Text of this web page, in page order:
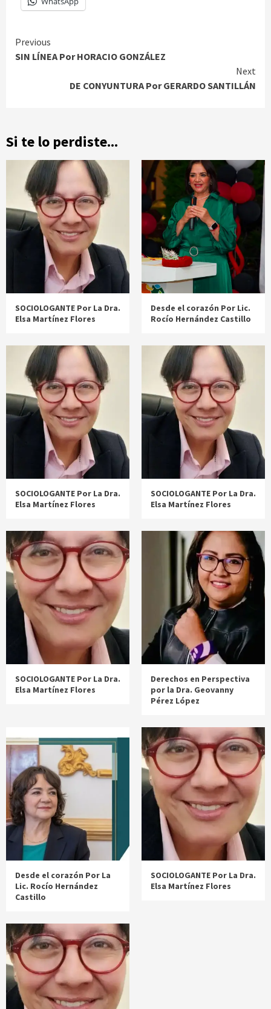
Continue
Previous
SIN LÍNEA Por HORACIO GONZÁLEZ
Next
DE CONYUNTURA Por GERARDO SANTILLÁN
Si te lo perdiste...
SOCIOLOGANTE Por La Dra.
Elsa Martínez Flores
Desde el corazón Por Lic.
Rocío Hernández Castillo
SOCIOLOGANTE Por La Dra.
Elsa Martínez Flores
SOCIOLOGANTE Por La Dra.
Elsa Martínez Flores
SOCIOLOGANTE Por La Dra.
Elsa Martínez Flores
Derechos en Perspectiva
por la Dra. Geovanny
Pérez López
Desde el corazón Por La
Lic. Rocío Hernández
Castillo
SOCIOLOGANTE Por La Dra.
Elsa Martínez Flores